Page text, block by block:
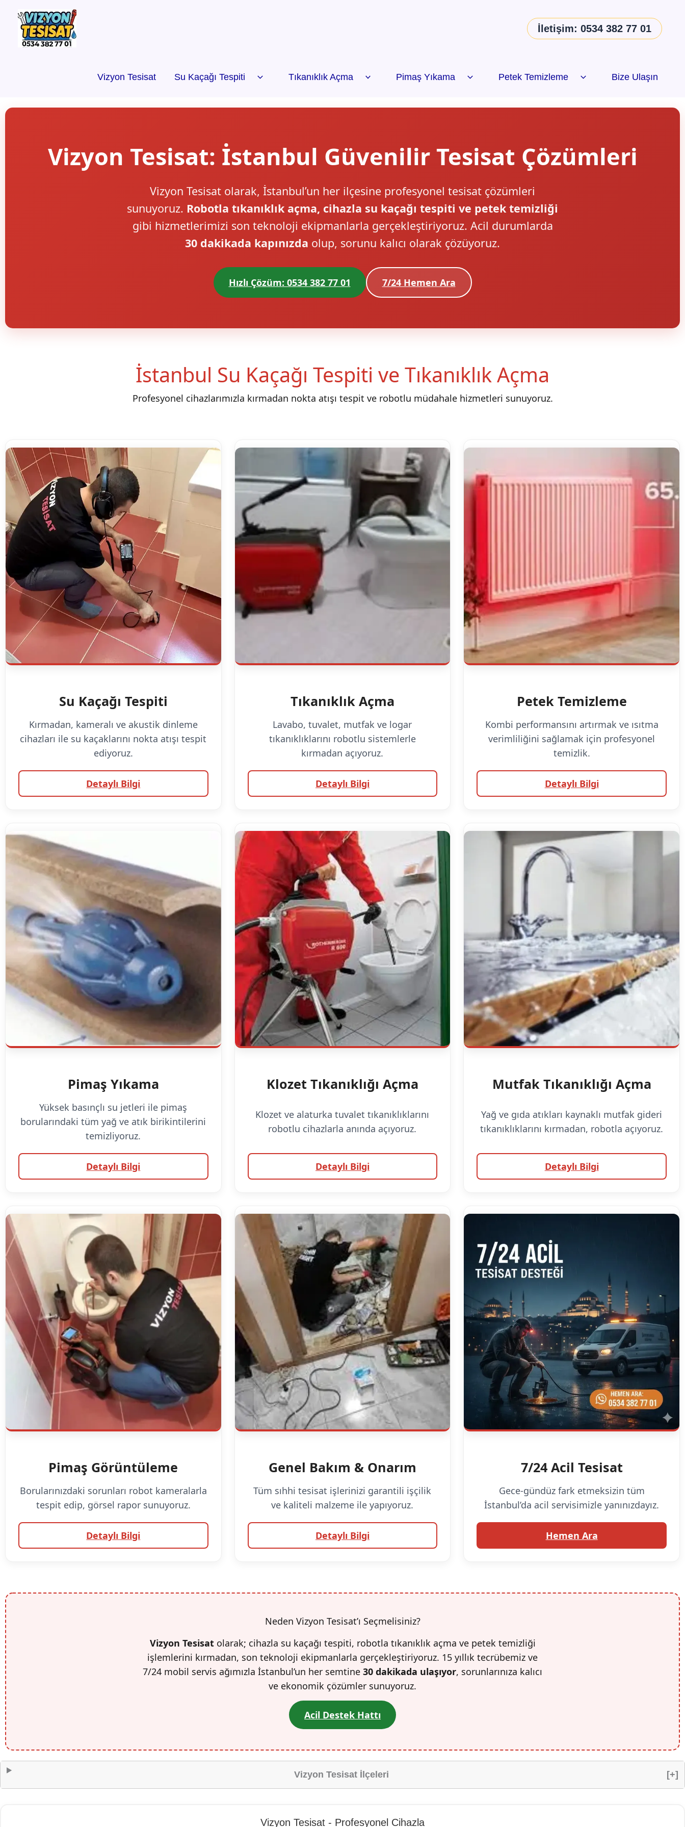
İletişim: 0534 382 77 01
Vizyon Tesisat Su Kaçağı Tespiti Tıkanıklık Açma Pimaş Yıkama Petek Temizleme Bize Ulaşın
Vizyon Tesisat: İstanbul Güvenilir Tesisat Çözümleri
Vizyon Tesisat olarak, İstanbul’un her ilçesine profesyonel tesisat çözümleri
sunuyoruz. Robotla tıkanıklık açma, cihazla su kaçağı tespiti ve petek temizliği
gibi hizmetlerimizi son teknoloji ekipmanlarla gerçekleştiriyoruz. Acil durumlarda
30 dakikada kapınızda olup, sorunu kalıcı olarak çözüyoruz.
Hızlı Çözüm: 0534 382 77 01 7/24 Hemen Ara
İstanbul Su Kaçağı Tespiti ve Tıkanıklık Açma
Profesyonel cihazlarımızla kırmadan nokta atışı tespit ve robotlu müdahale hizmetleri sunuyoruz.
Su Kaçağı Tespiti
Kırmadan, kameralı ve akustik dinleme
cihazları ile su kaçaklarını nokta atışı tespit
ediyoruz.
Detaylı Bilgi
Tıkanıklık Açma
Lavabo, tuvalet, mutfak ve logar
tıkanıklıklarını robotlu sistemlerle
kırmadan açıyoruz.
Detaylı Bilgi
Petek Temizleme
Kombi performansını artırmak ve ısıtma
verimliliğini sağlamak için profesyonel
temizlik.
Detaylı Bilgi
Pimaş Yıkama
Yüksek basınçlı su jetleri ile pimaş
borularındaki tüm yağ ve atık birikintilerini
temizliyoruz.
Detaylı Bilgi
Klozet Tıkanıklığı Açma
Klozet ve alaturka tuvalet tıkanıklıklarını
robotlu cihazlarla anında açıyoruz.
Detaylı Bilgi
Mutfak Tıkanıklığı Açma
Yağ ve gıda atıkları kaynaklı mutfak gideri
tıkanıklıklarını kırmadan, robotla açıyoruz.
Detaylı Bilgi
Pimaş Görüntüleme
Borularınızdaki sorunları robot kameralarla
tespit edip, görsel rapor sunuyoruz.
Detaylı Bilgi
Genel Bakım & Onarım
Tüm sıhhi tesisat işlerinizi garantili işçilik
ve kaliteli malzeme ile yapıyoruz.
Detaylı Bilgi
7/24 Acil Tesisat
Gece-gündüz fark etmeksizin tüm
İstanbul’da acil servisimizle yanınızdayız.
Hemen Ara
Neden Vizyon Tesisat’ı Seçmelisiniz?
Vizyon Tesisatolarak; cihazla su kaçağı tespiti, robotla tıkanıklık açma ve petek temizliği
işlemlerini kırmadan, son teknoloji ekipmanlarla gerçekleştiriyoruz. 15 yıllık tecrübemiz ve
7/24 mobil servis ağımızla İstanbul’un her semtine 30 dakikada ulaşıyor, sorunlarınıza kalıcı
ve ekonomik çözümler sunuyoruz.
Acil Destek Hattı
Vizyon Tesisat İlçeleri [+]
Vizyon Tesisat - Profesyonel Cihazla